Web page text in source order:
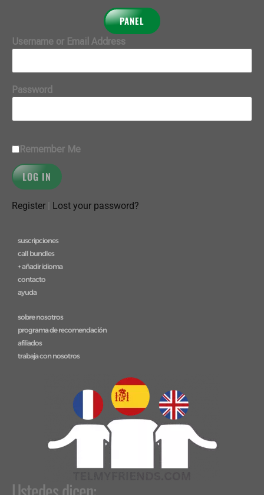
PANEL
Username or Email Address
Password
Remember Me
Register Lost your password?
suscripciones
call bundles
+ añadir idioma
contacto
ayuda
sobre nosotros
programa de recomendación
afiliados
trabaja con nosotros